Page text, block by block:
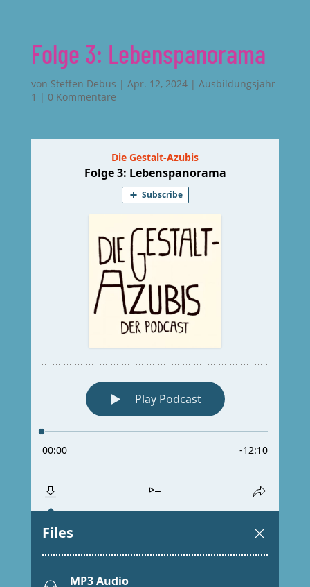
Folge 3: Lebenspanorama
von Steffen Debus | Apr. 12, 2024| Ausbildungsjahr
1 | 0 Kommentare